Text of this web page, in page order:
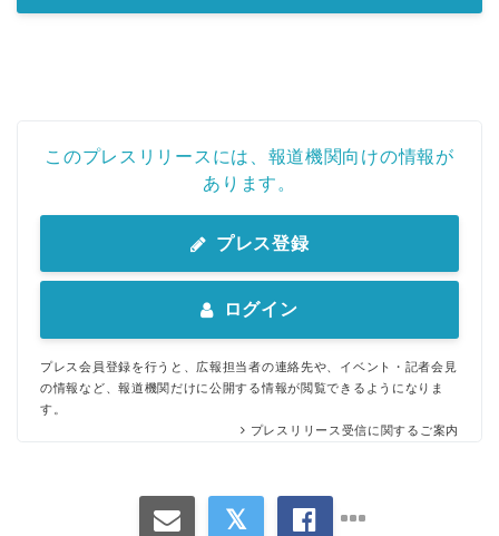
このプレスリリースには、報道機関向けの情報が
あります。
プレス登録
ログイン
プレス会員登録を行うと、広報担当者の連絡先や、イベント・記者会見
の情報など、報道機関だけに公開する情報が閲覧できるようになりま
す。
プレスリリース受信に関するご案内